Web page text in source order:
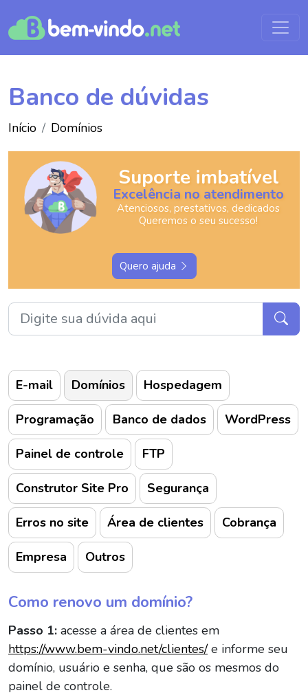
Banco de dúvidas
Início Domínios
Suporte imbatível
Excelência no atendimento
Atenciosos, prestativos, dedicados
Queremos o seu sucesso!
Quero ajuda
E-mail Domínios Hospedagem
Programação Banco de dados WordPress
Painel de controle FTP
Construtor Site Pro Segurança
Erros no site Área de clientes Cobrança
Empresa Outros
Como renovo um domínio?
Passo 1: acesse a área de clientes em
https://www.bem-vindo.net/clientes/e informe seu
domínio, usuário e senha, que são os mesmos do
painel de controle.